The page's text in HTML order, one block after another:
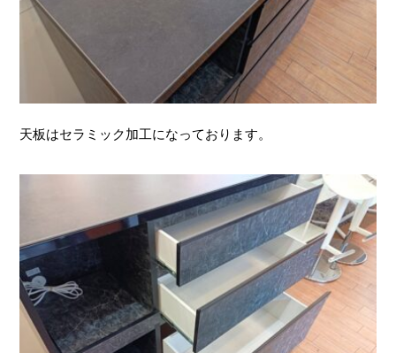
天板はセラミック加工になっております。